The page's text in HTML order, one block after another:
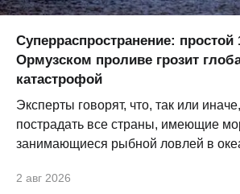
Суперраспространение: простой
Ормузском проливе грозит
катастрофой
Эксперты говорят, что, так или
пострадать все страны, имеющие
занимающиеся рыбной ловлей в
2 авг 2026